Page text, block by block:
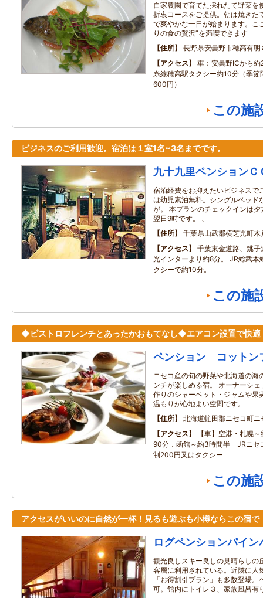
自家農園で育てた採れたて野菜を
折衷コースをご提供。朝は焼きた
で爽やかな一日が始まります。こ
りの食の贅沢”を満喫できます
住所
長野県安曇野市穂高有明
アクセス
車：安曇野ICから
糸線穂高駅タクシー約10分（季節
600円）
この施
ビジネスのご利用歓迎。宿泊は１室1名~3名までです。
九十九里ペンションＣ
宿泊経費をお抑えたいビジネスで
は幼児素泊無料。シングルベッド
が。 本プランのチェックインは
翌日9時です。 、
住所
千葉県山武郡横芝光町木
アクセス
千葉東金道路、銚
光インターより約8分。 JR総武本
クシーで約10分。
この施
◆ビストロフレンチとあったかおもてなし◆エアコン設置で快適
ペンション コットン
ニセコ産の旬の野菜や北海道の海
ンチが楽しめる宿。 オーナーシ
作りのシャーベット・ジャムや果
温もりが心地よい空間です。
住所
北海道虻田郡ニセコ町
アクセス
【車】空港・札幌
90分．函館～約3時間半 JRニセ
制200円又はタクシー
この施
アクセスがいいのに自然が一杯！見るも遊ぶも小樽ならこの宿で
ログペンションパイン
観光良しスキー良しの見晴らしの
客層に利用されている。近隣に人
「お得割引プラン」も多数登場
可。館内にトイレ３、家族風呂有